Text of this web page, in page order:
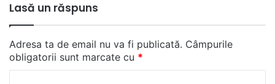
Lasă un răspuns
Adresa ta de email nu va fi publicată. Câmpurile
obligatorii sunt marcate cu *